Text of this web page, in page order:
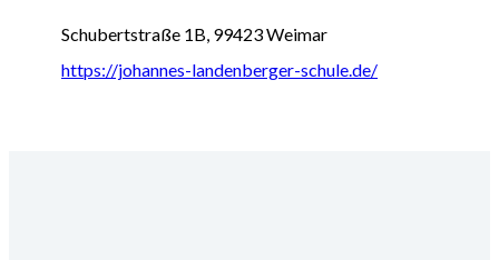
Schubertstraße 1B, 99423 Weimar
https://johannes-landenberger-schule.de/